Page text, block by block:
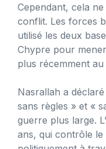
Cependant, cela
conflit. Les forces
utilisé les deux
Chypre pour
plus récemment au
Nasrallah a
sans règles » et «
guerre plus large.
ans, qui contrôle le